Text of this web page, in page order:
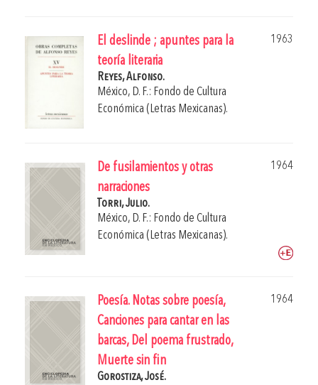
El deslinde ; apuntes para la
teoría literaria
1963
Reyes, Alfonso.
México, D. F.: Fondo de Cultura
Económica (Letras Mexicanas).
De fusilamientos y otras
narraciones
1964
Torri, Julio.
México, D. F.: Fondo de Cultura
Económica (Letras Mexicanas).
Poesía. Notas sobre poesía,
Canciones para cantar en las
barcas, Del poema frustrado,
Muerte sin fin
1964
Gorostiza, José.